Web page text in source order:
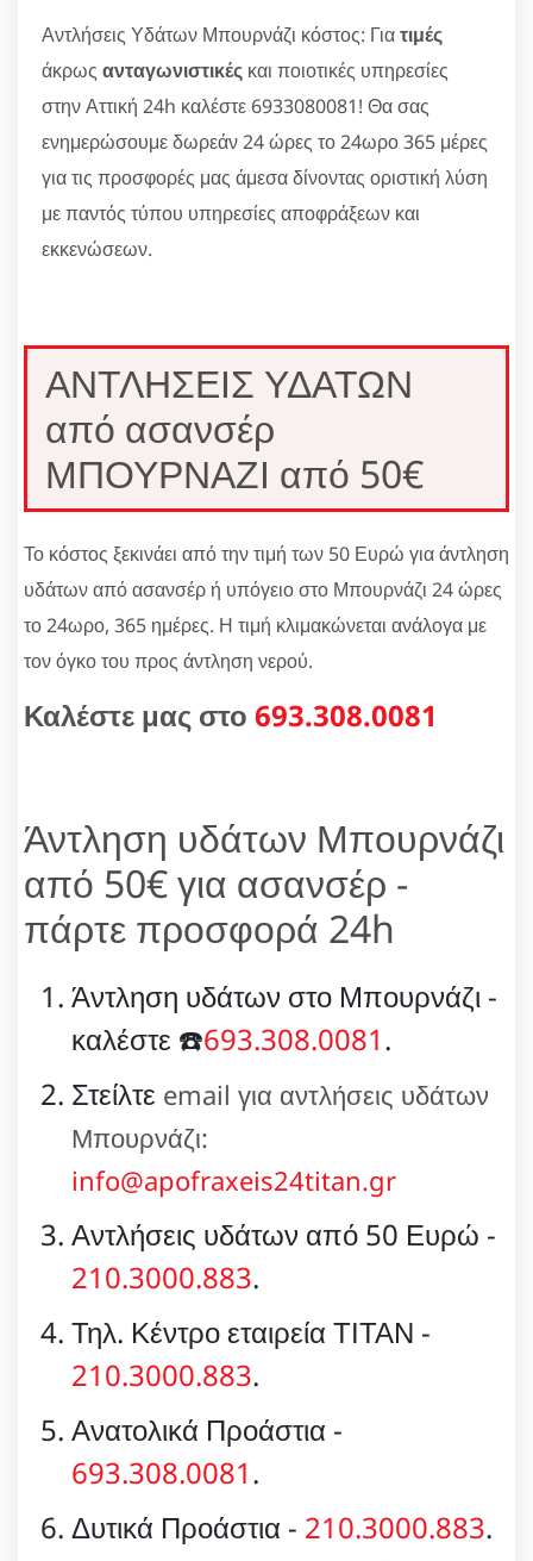
Αντλήσεις Υδάτων Μπουρνάζι κόστος: Γιατιμές
άκρως ανταγωνιστικές και ποιοτικές υπηρεσίες
στην Αττική 24h καλέστε 6933080081! Θα σας
ενημερώσουμε δωρεάν 24 ώρες το 24ωρο 365 μέρες
για τις προσφορές μας άμεσα δίνοντας οριστική λύση
με παντός τύπου υπηρεσίες αποφράξεων και
εκκενώσεων.
ΑΝΤΛΗΣΕΙΣ ΥΔΑΤΩΝ
από ασανσέρ
ΜΠΟΥΡΝΑΖΙ από 50€
Το κόστος ξεκινάει από την τιμή των 50 Ευρώ για άντληση
υδάτων από ασανσέρ ή υπόγειο στο Μπουρνάζι 24 ώρες
το 24ωρο, 365 ημέρες. Η τιμή κλιμακώνεται ανάλογα με
τον όγκο του προς άντληση νερού.
Καλέστε μας στο 693.308.0081
Άντληση υδάτων Μπουρνάζι
από 50€ για ασανσέρ -
πάρτε προσφορά 24h
Άντληση υδάτων στο Μπουρνάζι -
καλέστε ☎️693.308.0081.
Στείλτε email για αντλήσεις υδάτων
Μπουρνάζι:
info@apofraxeis24titan.gr
Αντλήσεις υδάτων από 50 Ευρώ -
210.3000.883.
Τηλ. Κέντρο εταιρεία ΤΙΤΑΝ -
210.3000.883.
Ανατολικά Προάστια -
693.308.0081.
Δυτικά Προάστια - 210.3000.883.